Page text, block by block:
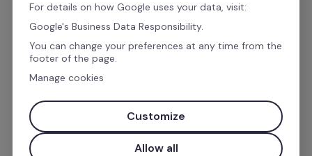
Descarga GRATIS la plantilla de reclutamiento
de personal excel que te ayudará a
seleccionar y contratar talento de una manera
mucho más fácil y rápida.
Esta plantilla de reclutamiento de personal
excel te servirá para gestionar los futuros
For details on how Google uses your data, visit:
Google's Business Data Responsibility.
You can change your preferences at any time from the
footer of the page.
Manage cookies
Customize
Allow all